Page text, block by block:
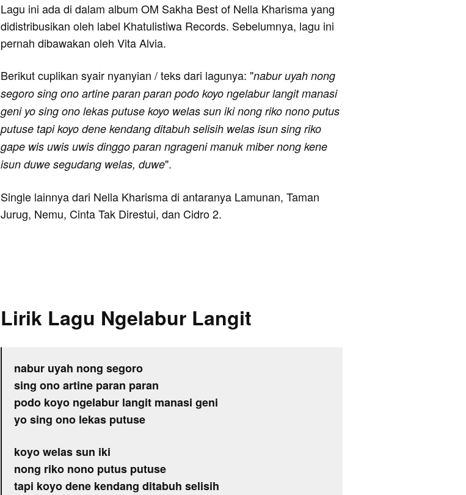
Lagu ini ada di dalam album OM Sakha Best of Nella Kharisma yang
didistribusikan oleh label Khatulistiwa Records. Sebelumnya, lagu ini
pernah dibawakan oleh Vita Alvia.
Berikut cuplikan syair nyanyian / teks dari lagunya: "nabur uyah nong
segoro sing ono artine paran paran podo koyo ngelabur langit manasi
geni yo sing ono lekas putuse koyo welas sun iki nong riko nono putus
putuse tapi koyo dene kendang ditabuh selisih welas isun sing riko
gape wis uwis uwis dinggo paran ngrageni manuk miber nong kene
isun duwe segudang welas, duwe".
Single lainnya dari Nella Kharisma di antaranya Lamunan, Taman
Jurug, Nemu, Cinta Tak Direstui, dan Cidro 2.
Lirik Lagu Ngelabur Langit
nabur uyah nong segoro
sing ono artine paran paran
podo koyo ngelabur langit manasi geni
yo sing ono lekas putuse
koyo welas sun iki
nong riko nono putus putuse
tapi koyo dene kendang ditabuh selisih